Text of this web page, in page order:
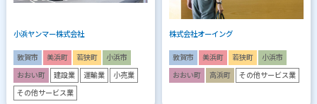
小浜ヤンマー株式会社
敦賀市 美浜町 若狭町 小浜市
おおい町 建設業 運輸業 小売業
その他サービス業
株式会社オーイング
敦賀市 美浜町 若狭町 小浜市
おおい町 高浜町 その他サービス業